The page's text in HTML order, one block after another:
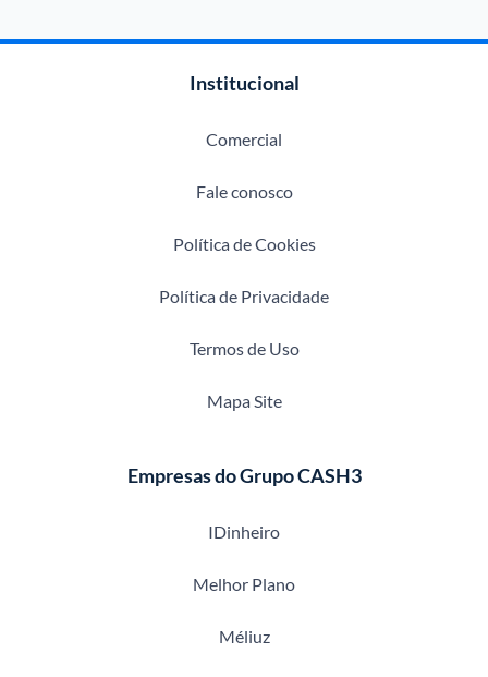
Institucional
Comercial
Fale conosco
Política de Cookies
Política de Privacidade
Termos de Uso
Mapa Site
Empresas do Grupo CASH3
IDinheiro
Melhor Plano
Méliuz